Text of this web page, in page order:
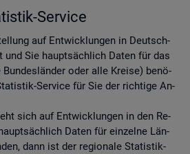
Ser­vice
auf Ent­wick­lun­gen in Deutsch­
und Sie haupt­säch­lich Daten für das
Bun­des­län­der oder alle Krei­se) be­nö­
Ser­vice für Sie der rich­ti­ge An­
sich auf Ent­wick­lun­gen in den Re­
Daten für ein­zel­ne Län­
dann ist der re­gio­na­le Sta­tis­tik-